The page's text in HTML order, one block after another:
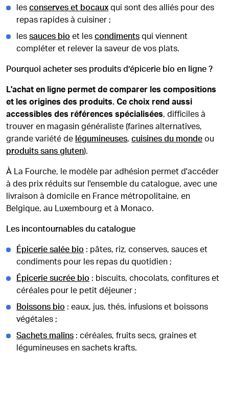
les conserves et bocaux qui sont des alliés pour des
repas rapides à cuisiner ;
les sauces bio et les condiments qui viennent
compléter et relever la saveur de vos plats.
Pourquoi acheter ses produits d’épicerie bio en ligne ?
L'achat en ligne permet de comparer les compositions
et les origines des produits. Ce choix rend aussi
accessibles des références spécialisées, difficiles à
trouver en magasin généraliste (farines alternatives,
grande variété de légumineuses, cuisines du monde ou
produits sans gluten).
À La Fourche, le modèle par adhésion permet d'accéder
à des prix réduits sur l'ensemble du catalogue, avec une
livraison à domicile en France métropolitaine, en
Belgique, au Luxembourg et à Monaco.
Les incontournables du catalogue
Épicerie salée bio : pâtes, riz, conserves, sauces et
condiments pour les repas du quotidien ;
Épicerie sucrée bio : biscuits, chocolats, confitures et
céréales pour le petit déjeuner ;
Boissons bio : eaux, jus, thés, infusions et boissons
végétales ;
Sachets malins : céréales, fruits secs, graines et
légumineuses en sachets krafts.